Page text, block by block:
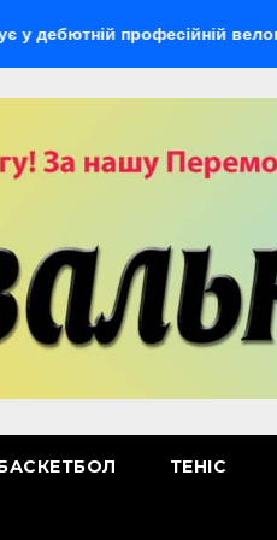
професійній велогонці
ТЕНІС